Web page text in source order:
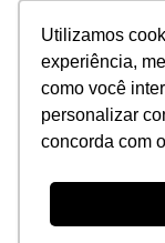
Utilizamos
experiência,
como você
personalizar
concorda com